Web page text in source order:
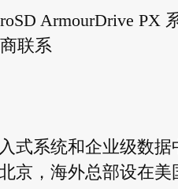
ArmourDrive PX
联系
式系统和企业级数据
京，海外总部设在美